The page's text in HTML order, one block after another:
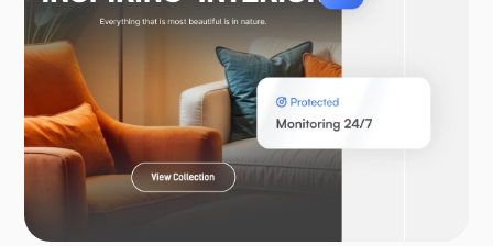
WooCommerce
Laravel